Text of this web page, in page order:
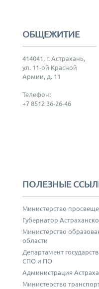
ОБЩЕЖИТИЕ
414041, г. Астрахань,
ул. 11-ой Красной
Армии, д. 11
Телефон:
+7 8512 36-26-46
ПОЛЕЗНЫЕ
Министерство
Губернатор
Министерство
области
Департамент
СПО и ПО
Администрация
Министерство